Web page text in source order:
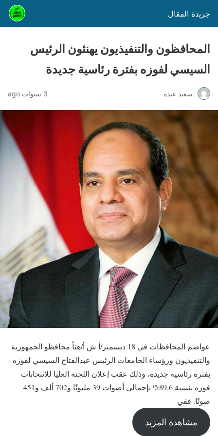
جريدة المقال
المحافظون والتنفيذيون يهنئون الرئيس
السيسي لفوزه بفترة رئاسية جديدة
سعيد عبده 3 سنوات ago
عواصم المحافظات في 18 ديسمبر/أ ش أ/هنأ محافظو الجمهورية
والتنفيذيون ورؤساء الجامعات الرئيس عبدالفتاح السيسي لفوزه
بفترة رئاسية جديدة، وذلك عقب إعلان اللجنة العليا للانتخابات
فوزه بنسبة 89.6% بإجمالي أصوات 39 مليونًا و702 ألف و451
صوتًا. ففي
مشاهدة المزيد